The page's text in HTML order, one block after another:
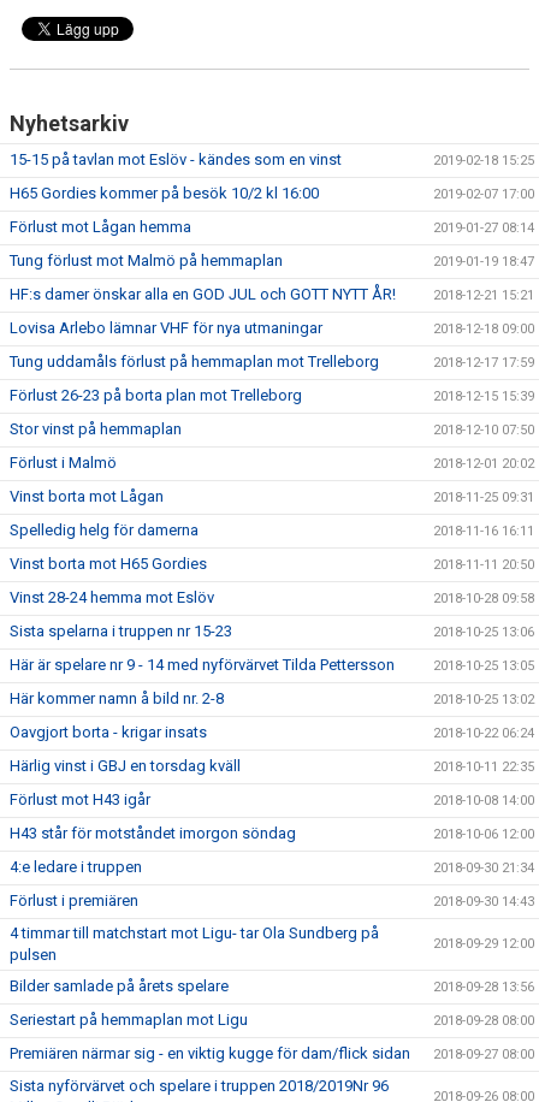
Nyhetsarkiv
15-15 på tavlan mot Eslöv - kändes som en vinst 2019-02-18 15:25
H65 Gordies kommer på besök 10/2 kl 16:00 2019-02-07 17:00
Förlust mot Lågan hemma 2019-01-27 08:14
Tung förlust mot Malmö på hemmaplan 2019-01-19 18:47
HF:s damer önskar alla en GOD JUL och GOTT NYTT ÅR! 2018-12-21 15:21
Lovisa Arlebo lämnar VHF för nya utmaningar 2018-12-18 09:00
Tung uddamåls förlust på hemmaplan mot Trelleborg 2018-12-17 17:59
Förlust 26-23 på borta plan mot Trelleborg 2018-12-15 15:39
Stor vinst på hemmaplan 2018-12-10 07:50
Förlust i Malmö 2018-12-01 20:02
Vinst borta mot Lågan 2018-11-25 09:31
Spelledig helg för damerna 2018-11-16 16:11
Vinst borta mot H65 Gordies 2018-11-11 20:50
Vinst 28-24 hemma mot Eslöv 2018-10-28 09:58
Sista spelarna i truppen nr 15-23 2018-10-25 13:06
Här är spelare nr 9 - 14 med nyförvärvet Tilda Pettersson 2018-10-25 13:05
Här kommer namn å bild nr. 2-8 2018-10-25 13:02
Oavgjort borta - krigar insats 2018-10-22 06:24
Härlig vinst i GBJ en torsdag kväll 2018-10-11 22:35
Förlust mot H43 igår 2018-10-08 14:00
H43 står för motståndet imorgon söndag 2018-10-06 12:00
4:e ledare i truppen 2018-09-30 21:34
Förlust i premiären 2018-09-30 14:43
4 timmar till matchstart mot Ligu- tar Ola Sundberg på
pulsen
2018-09-29 12:00
Bilder samlade på årets spelare 2018-09-28 13:56
Seriestart på hemmaplan mot Ligu 2018-09-28 08:00
Premiären närmar sig - en viktig kugge för dam/flick sidan 2018-09-27 08:00
Sista nyförvärvet och spelare i truppen 2018/2019Nr 96
2018-09-26 08:00